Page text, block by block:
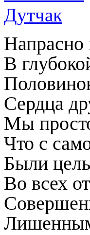
Напрасно
В
Сердца
Мы
Что с
Были
Во всех